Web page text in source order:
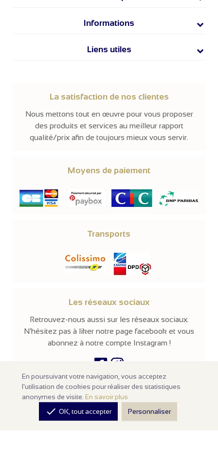
Informations
Liens utiles
La satisfaction de nos clientes
Nous mettons tout en œuvre pour vous proposer
des produits et services au meilleur rapport
qualité/prix afin de toujours mieux vous servir.
Moyens de paiement
Transports
Les réseaux sociaux
Retrouvez-nous aussi sur les réseaux sociaux.
N’hésitez pas à liker notre page facebook et vous
abonnez à notre compte Instagram !
© 2026 -Parissima-Tous droits réservés
En poursuivant votre navigation, vous acceptez
l'utilisation de cookies pour réaliser des statistiques
anonymes de visite. En savoir plus
 OK, tout accepter Personnaliser
Notre site en ligne estréservé aux professionnels
la beauté. Les prix sont affichés hors taxes. Nos produits sont
vendus à l'unité avec un minimum d'achats de100€ HT